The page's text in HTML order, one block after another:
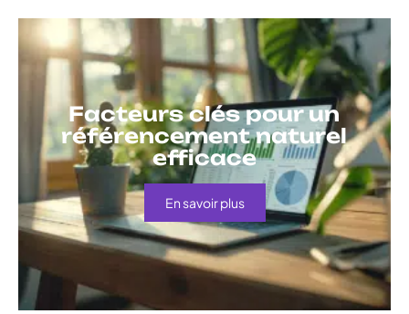
Facteurs clés pour un
référencement naturel
efficace
En savoir plus